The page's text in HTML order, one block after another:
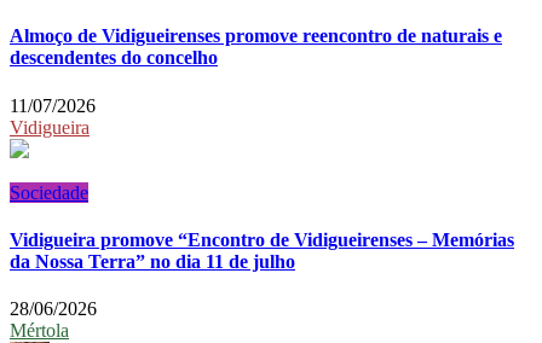
Almoço de Vidigueirenses promove reencontro de naturais e
descendentes do concelho
11/07/2026
Vidigueira
Sociedade
Vidigueira promove “Encontro de Vidigueirenses – Memórias
da Nossa Terra” no dia 11 de julho
28/06/2026
Mértola